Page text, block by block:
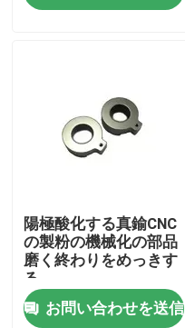
VRショー
企業情報
会社案内
陽極酸化する真鍮CNC
の製粉の機械化の部品
磨く終わりをめっきす
る
お問い合わせを送信